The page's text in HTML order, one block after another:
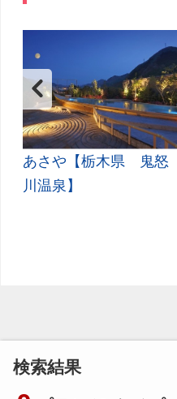
検索結果
あさや【栃木県 鬼怒
川温泉】